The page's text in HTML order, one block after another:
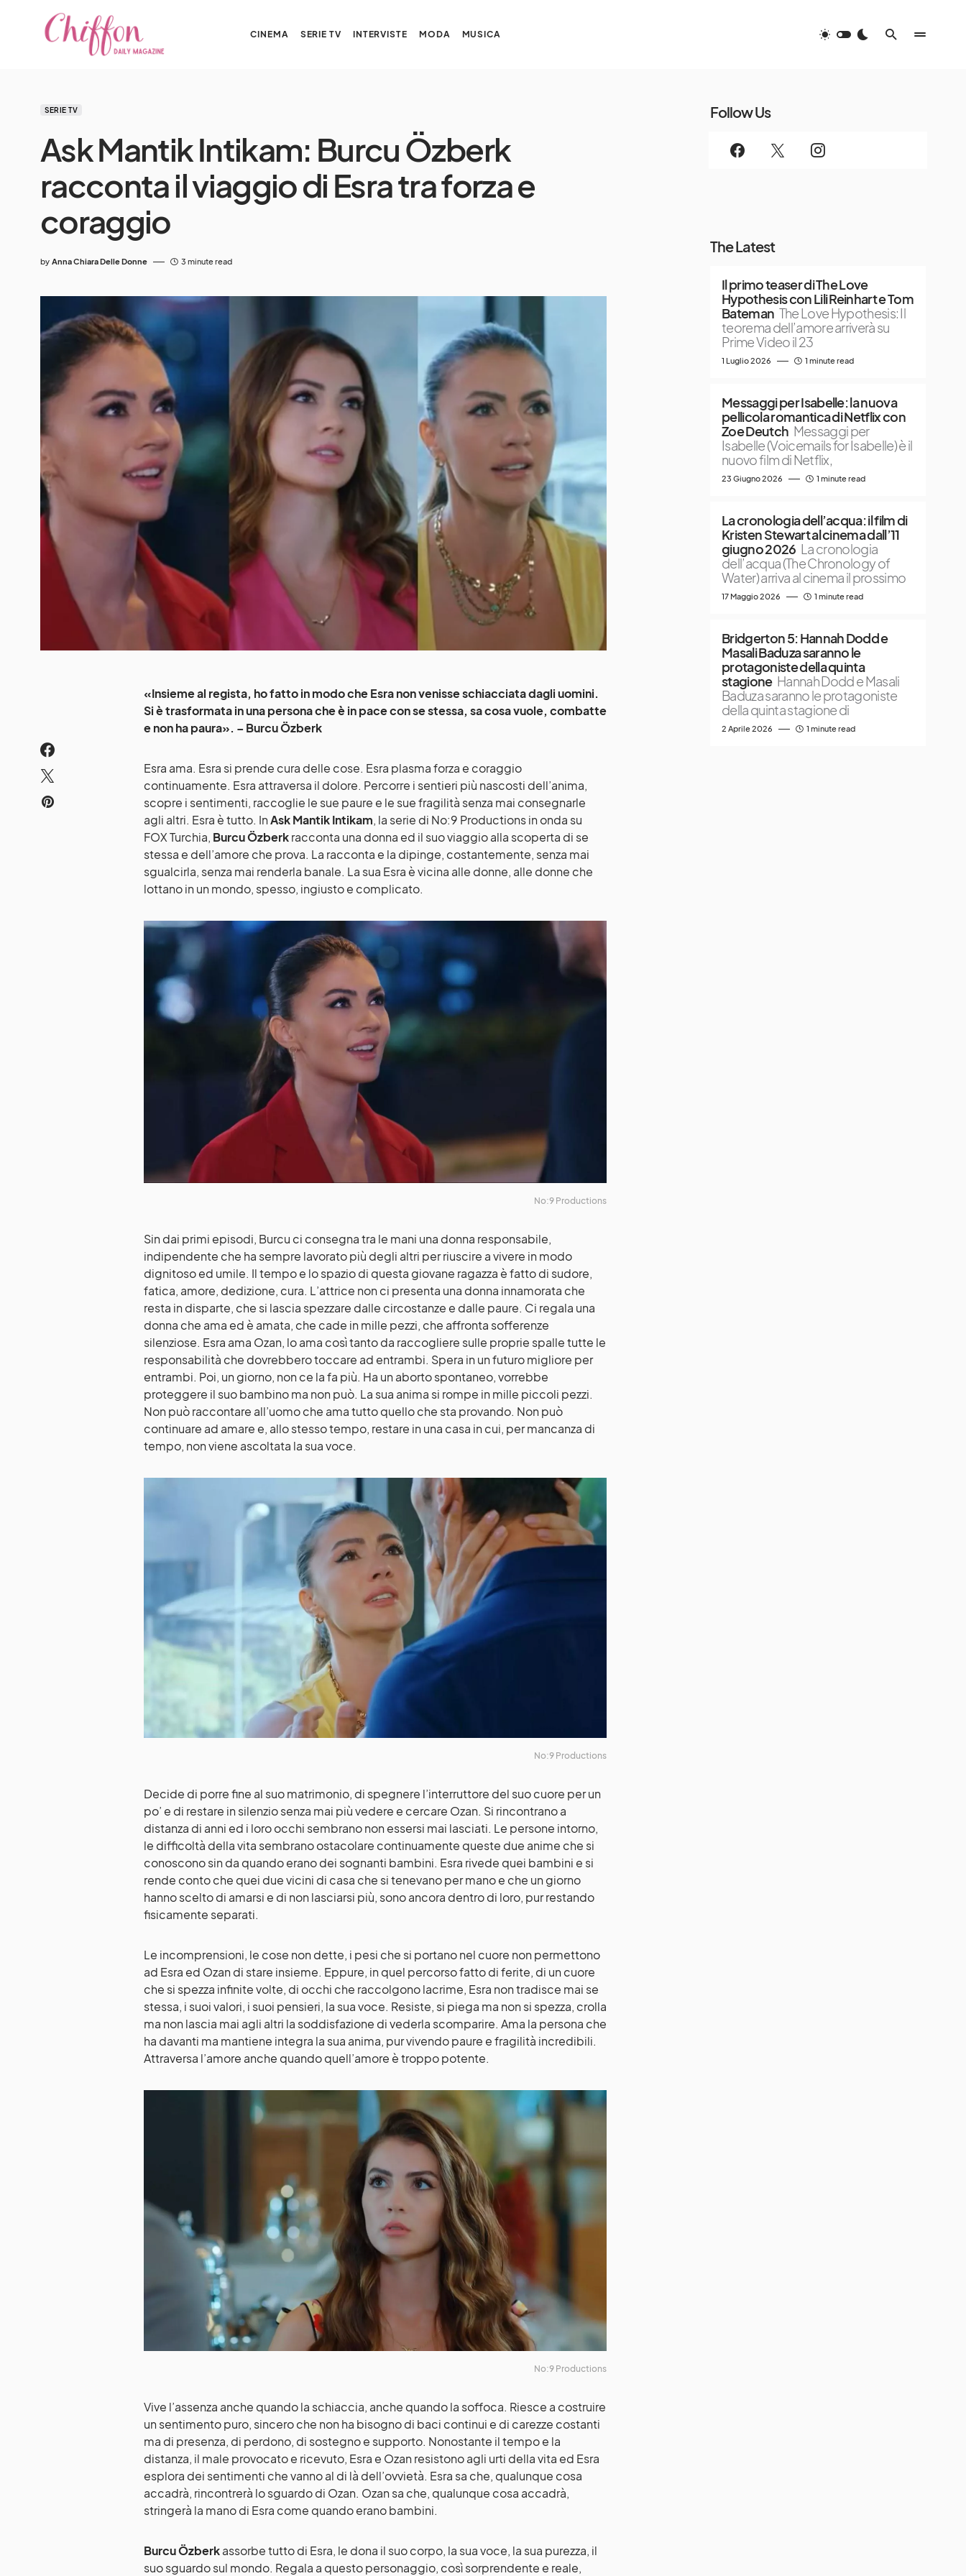
CINEMA SERIE TV INTERVISTE MODA MUSICA
SERIE TV
Ask Mantik Intikam: Burcu Özberk
racconta il viaggio di Esra tra forza e
coraggio
by Anna Chiara Delle Donne 3 minute read
«Insieme al regista, ho fatto in modo che Esra non venisse schiacciata dagli uomini.
Si è trasformata in una persona che è in pace con se stessa, sa cosa vuole, combatte
e non ha paura». – Burcu Özberk
Esra ama. Esra si prende cura delle cose. Esra plasma forza e coraggio
continuamente. Esra attraversa il dolore. Percorre i sentieri più nascosti dell’anima,
scopre i sentimenti, raccoglie le sue paure e le sue fragilità senza mai consegnarle
agli altri. Esra è tutto. InAsk Mantik Intikam, la serie di No:9 Productions in onda su
FOX Turchia, Burcu Özberkracconta una donna ed il suo viaggio alla scoperta di se
stessa e dell’amore che prova. La racconta e la dipinge, costantemente, senza mai
sgualcirla, senza mai renderla banale. La sua Esra è vicina alle donne, alle donne che
lottano in un mondo, spesso, ingiusto e complicato.
No:9 Productions
Sin dai primi episodi, Burcu ci consegna tra le mani una donna responsabile,
indipendente che ha sempre lavorato più degli altri per riuscire a vivere in modo
dignitoso ed umile. Il tempo e lo spazio di questa giovane ragazza è fatto di sudore,
fatica, amore, dedizione, cura. L’attrice non ci presenta una donna innamorata che
resta in disparte, che si lascia spezzare dalle circostanze e dalle paure. Ci regala una
donna che ama ed è amata, che cade in mille pezzi, che affronta sofferenze
silenziose. Esra ama Ozan, lo ama così tanto da raccogliere sulle proprie spalle tutte le
responsabilità che dovrebbero toccare ad entrambi. Spera in un futuro migliore per
entrambi. Poi, un giorno, non ce la fa più. Ha un aborto spontaneo, vorrebbe
proteggere il suo bambino ma non può. La sua anima si rompe in mille piccoli pezzi.
Non può raccontare all’uomo che ama tutto quello che sta provando. Non può
continuare ad amare e, allo stesso tempo, restare in una casa in cui, per mancanza di
tempo, non viene ascoltata la sua voce.
No:9 Productions
Decide di porre fine al suo matrimonio, di spegnere l’interruttore del suo cuore per un
po’ e di restare in silenzio senza mai più vedere e cercare Ozan. Si rincontrano a
distanza di anni ed i loro occhi sembrano non essersi mai lasciati. Le persone intorno,
le difficoltà della vita sembrano ostacolare continuamente queste due anime che si
conoscono sin da quando erano dei sognanti bambini. Esra rivede quei bambini e si
rende conto che quei due vicini di casa che si tenevano per mano e che un giorno
hanno scelto di amarsi e di non lasciarsi più, sono ancora dentro di loro, pur restando
fisicamente separati.
Le incomprensioni, le cose non dette, i pesi che si portano nel cuore non permettono
ad Esra ed Ozan di stare insieme. Eppure, in quel percorso fatto di ferite, di un cuore
che si spezza infinite volte, di occhi che raccolgono lacrime, Esra non tradisce mai se
stessa, i suoi valori, i suoi pensieri, la sua voce. Resiste, si piega ma non si spezza, crolla
ma non lascia mai agli altri la soddisfazione di vederla scomparire. Ama la persona che
ha davanti ma mantiene integra la sua anima, pur vivendo paure e fragilità incredibili.
Attraversa l’amore anche quando quell’amore è troppo potente.
No:9 Productions
Vive l’assenza anche quando la schiaccia, anche quando la soffoca. Riesce a costruire
un sentimento puro, sincero che non ha bisogno di baci continui e di carezze costanti
ma di presenza, di perdono, di sostegno e supporto. Nonostante il tempo e la
distanza, il male provocato e ricevuto, Esra e Ozan resistono agli urti della vita ed Esra
esplora dei sentimenti che vanno al di là dell’ovvietà. Esra sa che, qualunque cosa
accadrà, rincontrerà lo sguardo di Ozan. Ozan sa che, qualunque cosa accadrà,
stringerà la mano di Esra come quando erano bambini.
Burcu Özberkassorbe tutto di Esra, le dona il suo corpo, la sua voce, la sua purezza, il
suo sguardo sul mondo. Regala a questo personaggio, così sorprendente e reale,
Follow Us
The Latest
Il primo teaser di The Love
Hypothesis con Lili Reinhart e Tom
Bateman The Love Hypothesis: Il
teorema dell’amore arriverà su
Prime Video il 23
1 Luglio 2026 1 minute read
Messaggi per Isabelle: la nuova
pellicola romantica di Netflix con
Zoe Deutch Messaggi per
Isabelle (Voicemails for Isabelle) è il
nuovo film di Netflix,
23 Giugno 2026 1 minute read
La cronologia dell’acqua: il film di
Kristen Stewart al cinema dall’11
giugno 2026 La cronologia
dell’acqua (The Chronology of
Water) arriva al cinema il prossimo
17 Maggio 2026 1 minute read
Bridgerton 5: Hannah Dodd e
Masali Baduza saranno le
protagoniste della quinta
stagione Hannah Dodd e Masali
Baduza saranno le protagoniste
della quinta stagione di
2 Aprile 2026 1 minute read